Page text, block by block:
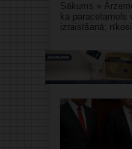
Sākums »
ka paracetamols
izraisīšanā;